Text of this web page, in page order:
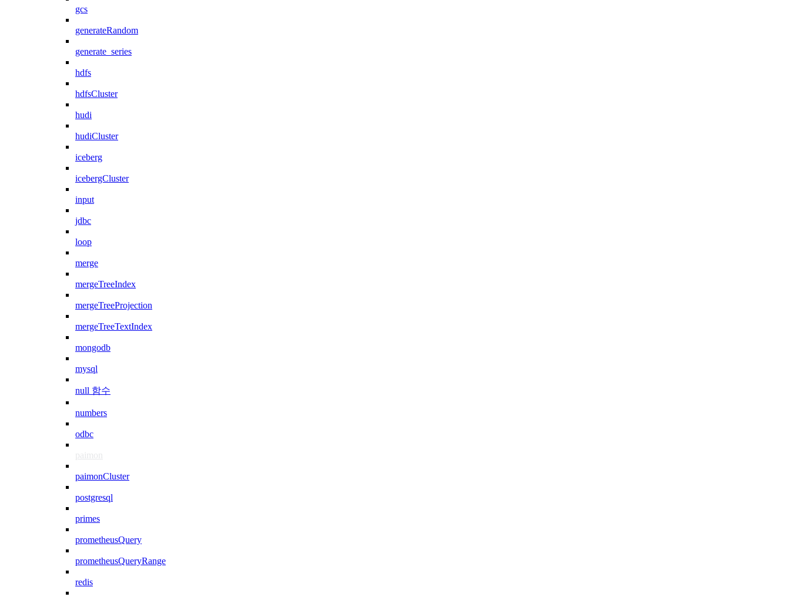
gcs
generateRandom
generate_series
hdfs
hdfsCluster
hudi
hudiCluster
iceberg
icebergCluster
input
jdbc
loop
merge
mergeTreeIndex
mergeTreeProjection
mergeTreeTextIndex
mongodb
mysql
null 함수
numbers
odbc
paimon
paimonCluster
postgresql
primes
prometheusQuery
prometheusQueryRange
redis